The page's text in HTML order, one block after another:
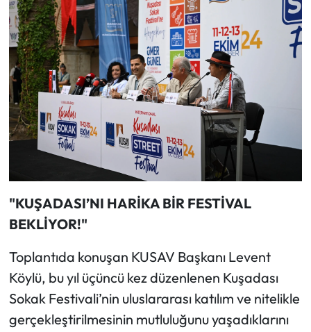
"KUŞADASI’NI HARİKA BİR FESTİVAL
BEKLİYOR!"
Toplantıda konuşan KUSAV Başkanı Levent
Köylü, bu yıl üçüncü kez düzenlenen Kuşadası
Sokak Festivali’nin uluslararası katılım ve nitelikle
gerçekleştirilmesinin mutluluğunu yaşadıklarını